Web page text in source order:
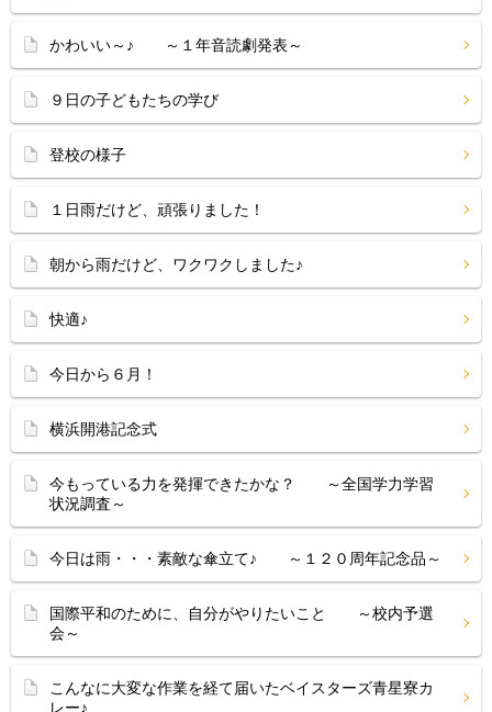
かわいい～♪ ～１年音読劇発表～
９日の子どもたちの学び
登校の様子
１日雨だけど、頑張りました！
朝から雨だけど、ワクワクしました♪
快適♪
今日から６月！
横浜開港記念式
今もっている力を発揮できたかな？ ～全国学力学習
状況調査～
今日は雨・・・素敵な傘立て♪ ～１２０周年記念品～
国際平和のために、自分がやりたいこと ～校内予選
会～
こんなに大変な作業を経て届いたベイスターズ青星寮カ
レー♪